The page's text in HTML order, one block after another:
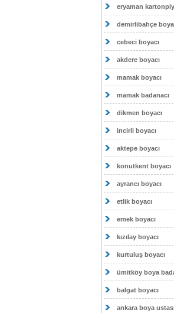
eryaman
demirlibahçe
cebeci boyacı
akdere boyacı
mamak boyacı
mamak badanacı
dikmen boyacı
incirli boyacı
aktepe boyacı
konutkent boyacı
ayrancı boyacı
etlik boyacı
emek boyacı
kızılay boyacı
kurtuluş boyacı
ümitköy boya
balgat boyacı
ankara boya